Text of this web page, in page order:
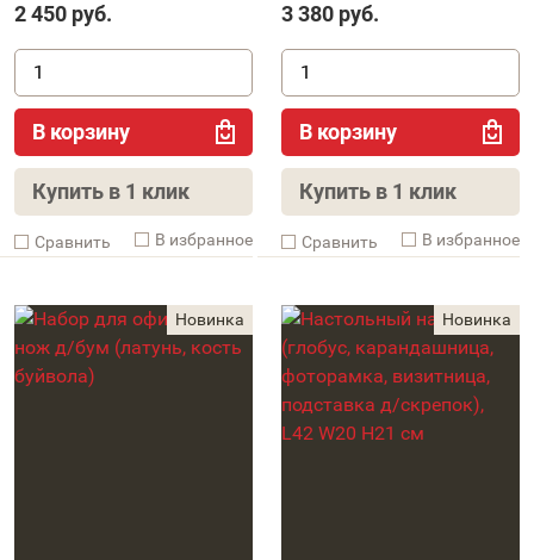
2 450 руб.
В корзину
Купить в 1 клик
Cравнить В избранное
3 380 руб.
В корзину
Купить в 1 клик
Cравнить В избранное